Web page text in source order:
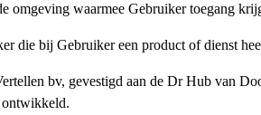
omgeving waarmee Gebruiker toegang
die bij Gebruiker een product of dienst
bv, gevestigd aan de Dr Hub van
ontwikkeld.